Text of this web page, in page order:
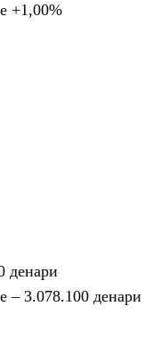
+1,00%
денари
– 3.078.100 денари